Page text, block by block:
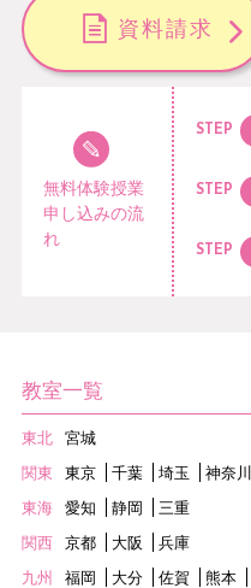
資料請求
無料体験授業
申し込みの流
れ
STEP
STEP
STEP
教室一覧
東北
宮城
関東
東京 千葉 埼玉 神奈川
東海
愛知 静岡
三重
関西
京都 大阪
兵庫
九州
福岡 大分 佐賀 熊本